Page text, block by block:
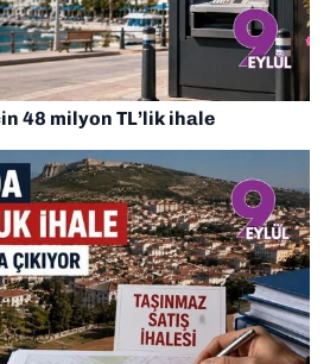
48 milyon TL’lik ihale